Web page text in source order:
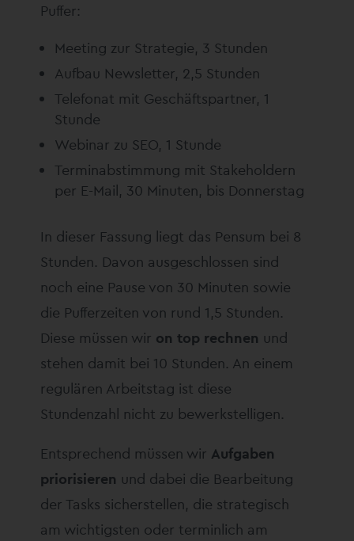
Puffer:
Meeting zur Strategie, 3 Stunden
Aufbau Newsletter, 2,5 Stunden
Telefonat mit Geschäftspartner, 1
Stunde
Webinar zu SEO, 1 Stunde
Terminabstimmung mit Stakeholdern
per E-Mail, 30 Minuten, bis Donnerstag
In dieser Fassung liegt das Pensum bei 8
Stunden. Davon ausgeschlossen sind
noch eine Pause von 30 Minuten sowie
die Pufferzeiten von rund 1,5 Stunden.
Diese müssen wir on top rechnen und
stehen damit bei 10 Stunden. An einem
regulären Arbeitstag ist diese
Stundenzahl nicht zu bewerkstelligen.
Entsprechend müssen wir Aufgaben
priorisieren und dabei die Bearbeitung
der Tasks sicherstellen, die strategisch
am wichtigsten oder terminlich am